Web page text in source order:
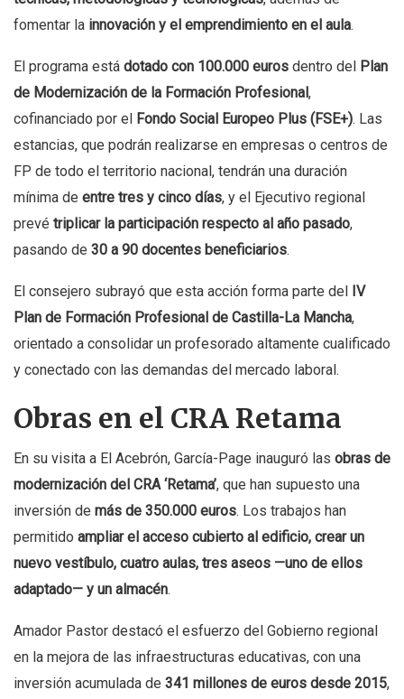
fomentar la innovación y el emprendimiento en el aula.
El programa está dotado con 100.000 euros dentro del Plan
de Modernización de la Formación Profesional,
cofinanciado por el Fondo Social Europeo Plus (FSE+). Las
estancias, que podrán realizarse en empresas o centros de
FP de todo el territorio nacional, tendrán una duración
mínima de entre tres y cinco días, y el Ejecutivo regional
prevé triplicar la participación respecto al año pasado,
pasando de 30 a 90 docentes beneficiarios.
El consejero subrayó que esta acción forma parte del IV
Plan de Formación Profesional de Castilla-La Mancha,
orientado a consolidar un profesorado altamente cualificado
y conectado con las demandas del mercado laboral.
Obras en el CRA Retama
En su visita a El Acebrón, García-Page inauguró las obras de
modernización del CRA ‘Retama’, que han supuesto una
inversión de más de 350.000 euros. Los trabajos han
permitido ampliar el acceso cubierto al edificio, crear un
nuevo vestíbulo, cuatro aulas, tres aseos —uno de ellos
adaptado— y un almacén.
Amador Pastor destacó el esfuerzo del Gobierno regional
en la mejora de las infraestructuras educativas, con una
inversión acumulada de 341 millones de euros desde 2015,